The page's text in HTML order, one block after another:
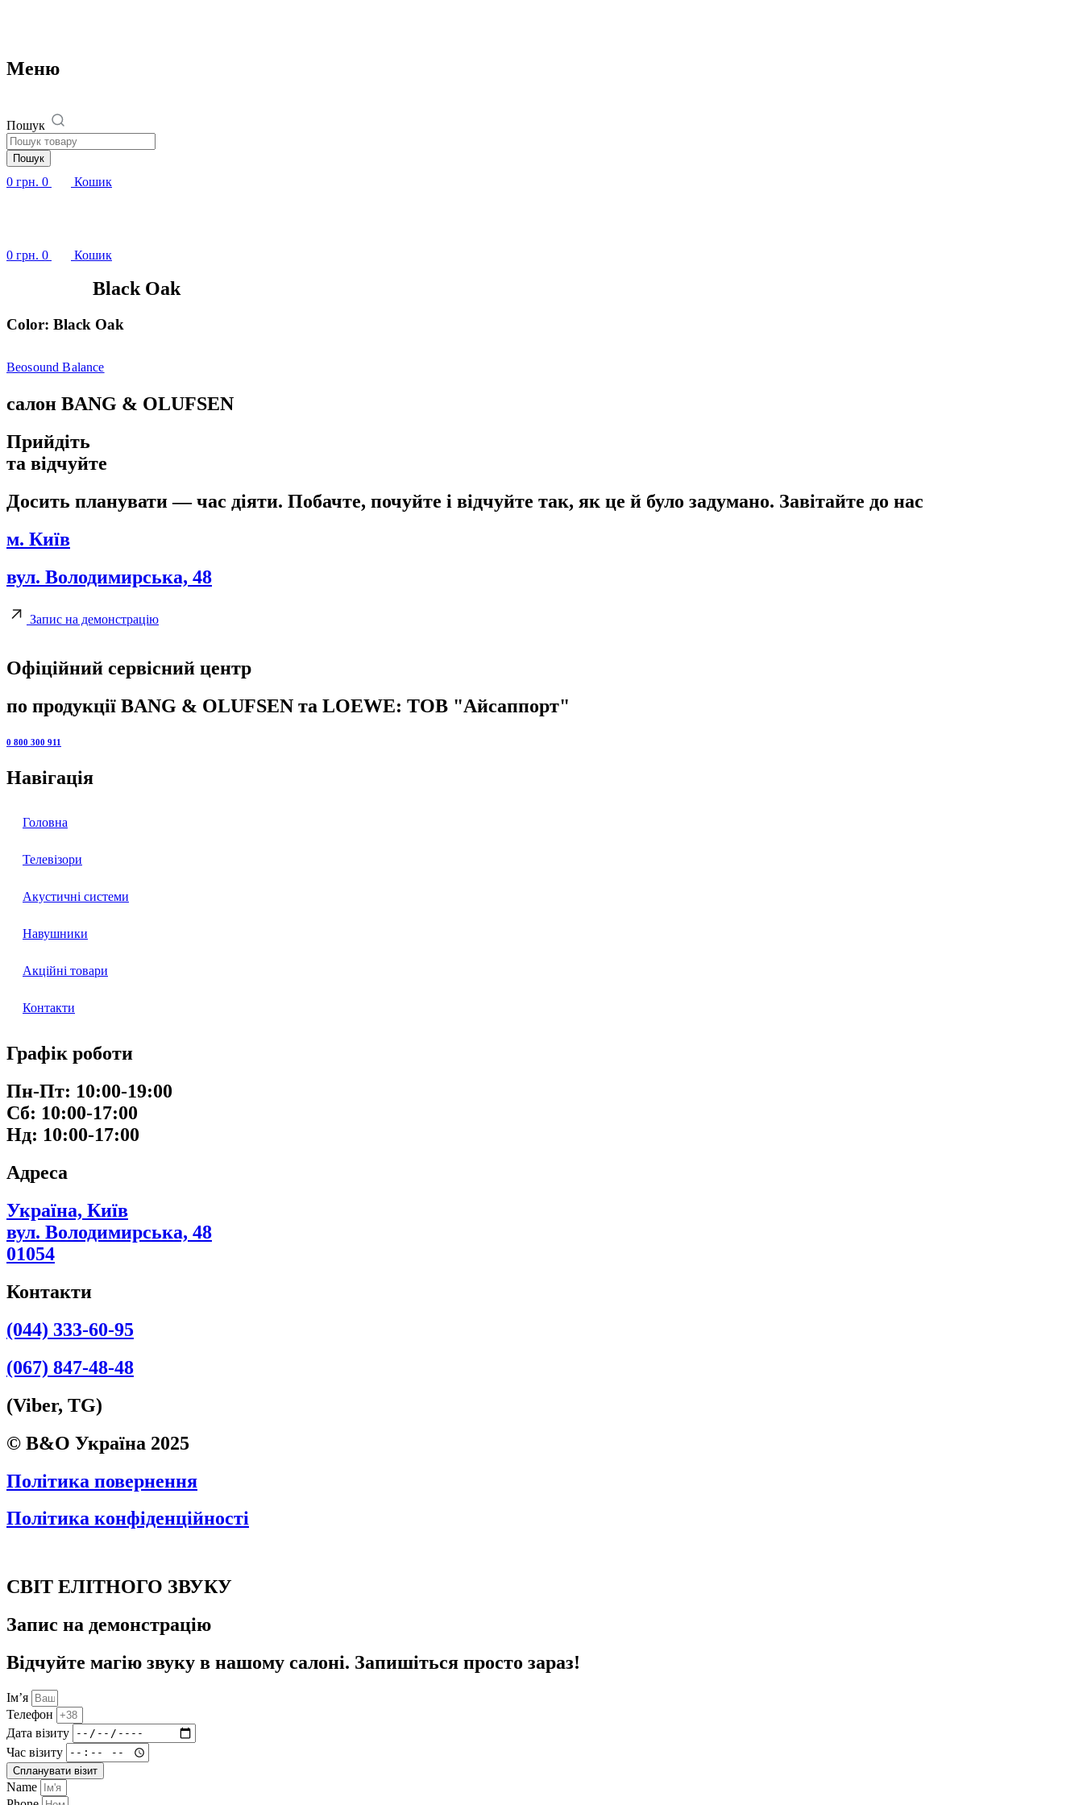
Меню
Пошук
Пошук
0 грн. 0 Кошик
0 грн. 0 Кошик
Black Oak
Color: Black Oak
Beosound Balance
салон BANG & OLUFSEN
Прийдіть
та відчуйте
Досить планувати — час діяти. Побачте, почуйте і відчуйте так, як це й було задумано. Завітайте до нас
м. Київ
вул. Володимирська, 48
Запис на демонстрацію
Офіційний сервісний центр
по продукції BANG & OLUFSEN та LOEWE: ТОВ "Айсаппорт"
0 800 300 911
Навігація
Головна
Телевізори
Акустичні системи
Навушники
Акційні товари
Контакти
Графік роботи
Пн-Пт: 10:00-19:00
Сб: 10:00-17:00
Нд: 10:00-17:00
Адреса
Україна, Київ
вул. Володимирська, 48
01054
Контакти
(044) 333-60-95
(067) 847-48-48
(Viber, TG)
© B&O Україна 2025
Політика повернення
Політика конфіденційності
СВІТ ЕЛІТНОГО ЗВУКУ
Запис на демонстрацію
Відчуйте магію звуку в нашому салоні. Запишіться просто зараз!
Ім’я
Телефон
Дата візиту
Час візиту
Спланувати візит
Name